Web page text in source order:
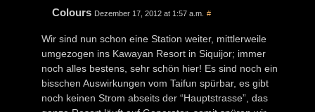
Colours Dezember 17, 2012 at 1:57 a.m. #
Wir sind nun schon eine Station weiter, mittlerweile
umgezogen ins Kawayan Resort in Siquijor; immer
noch alles bestens, sehr schön hier! Es sind noch ein
bisschen Auswirkungen vom Taifun spürbar, es gibt
noch keinen Strom abseits der “Hauptstrasse”, das